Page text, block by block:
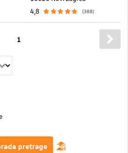
4,8
(388)
1
pretrage